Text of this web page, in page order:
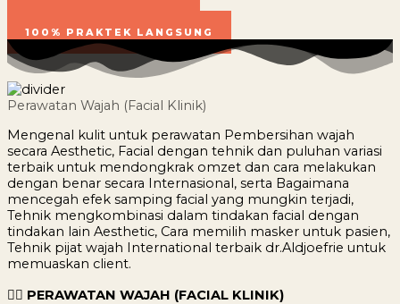
100% PRAKTEK LANGSUNG
Perawatan Wajah (Facial Klinik)
Mengenal kulit untuk perawatan Pembersihan wajah
secara Aesthetic, Facial dengan tehnik dan puluhan variasi
terbaik untuk mendongkrak omzet dan cara melakukan
dengan benar secara Internasional, serta Bagaimana
mencegah efek samping facial yang mungkin terjadi,
Tehnik mengkombinasi dalam tindakan facial dengan
tindakan lain Aesthetic, Cara memilih masker untuk pasien,
Tehnik pijat wajah International terbaik dr.Aldjoefrie untuk
memuaskan client.
💆‍♀️ PERAWATAN WAJAH (FACIAL KLINIK)